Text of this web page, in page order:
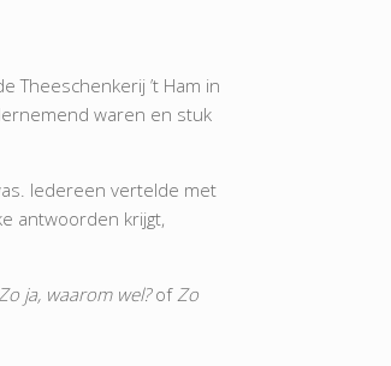
Theeschenkerij ’t Ham in
waren en stuk
Iedereen vertelde met
antwoorden krijgt,
ja, waarom wel?ofZo